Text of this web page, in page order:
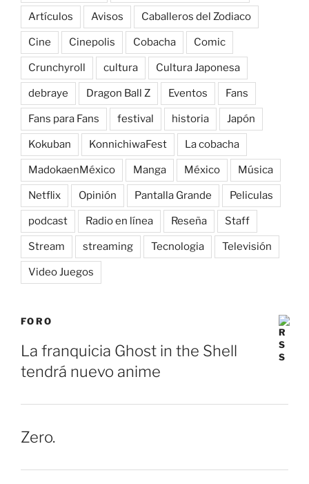
Artículos Avisos Caballeros del Zodiaco
Cine Cinepolis Cobacha Comic
Crunchyroll cultura Cultura Japonesa
debraye Dragon Ball Z Eventos Fans
Fans para Fans festival historia Japón
Kokuban KonnichiwaFest La cobacha
MadokaenMéxico Manga México Música
Netflix Opinión Pantalla Grande Peliculas
podcast Radio en línea Reseña Staff
Stream streaming Tecnologia Televisión
Video Juegos
FORO
La franquicia Ghost in the Shell
tendrá nuevo anime
Zero.